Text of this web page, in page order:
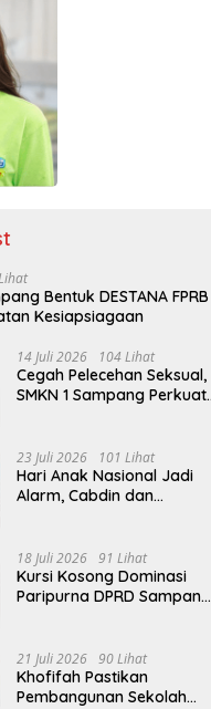
Bentuk DESTANA FPRB
Kesiapsiagaan
14 Juli 2026 104 Lihat
Cegah Pelecehan Seksual,
SMKN 1 Sampang Perkuat
23 Juli 2026 101 Lihat
Hari Anak Nasional Jadi
Alarm, Cabdin dan
Kekerasan Seksual Anak
18 Juli 2026 91 Lihat
Kursi Kosong Dominasi
Paripurna DPRD Sampang,
21 Juli 2026 90 Lihat
Khofifah Pastikan
Pembangunan Sekolah